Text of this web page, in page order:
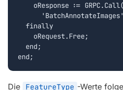
oResponse :=
  finally
    oRequest.Free;
  end;
end;
Die FeatureType -Werte